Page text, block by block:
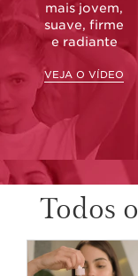
mais jovem,
suave, firme
e radiante
VEJA O VÍDEO
Todos